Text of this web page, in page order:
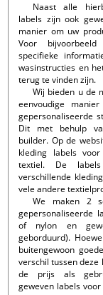
Naast alle
labels zijn ook
manier om uw
Voor bijvoorbeeld
specifieke
wasinstructies en
terug te vinden zijn.
Wij bieden u de
eenvoudige
gepersonaliseerde
Dit met behulp
builder. Op de
kleding labels
textiel. De
verschillende
vele andere
We maken 2
gepersonaliseerde
of nylon en
geborduurd).
buitengewoon
verschil tussen deze
de prijs als
geweven labels